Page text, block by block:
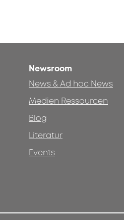
Newsroom
News & Ad hoc News
Medien Ressourcen
Blog
Literatur
Events